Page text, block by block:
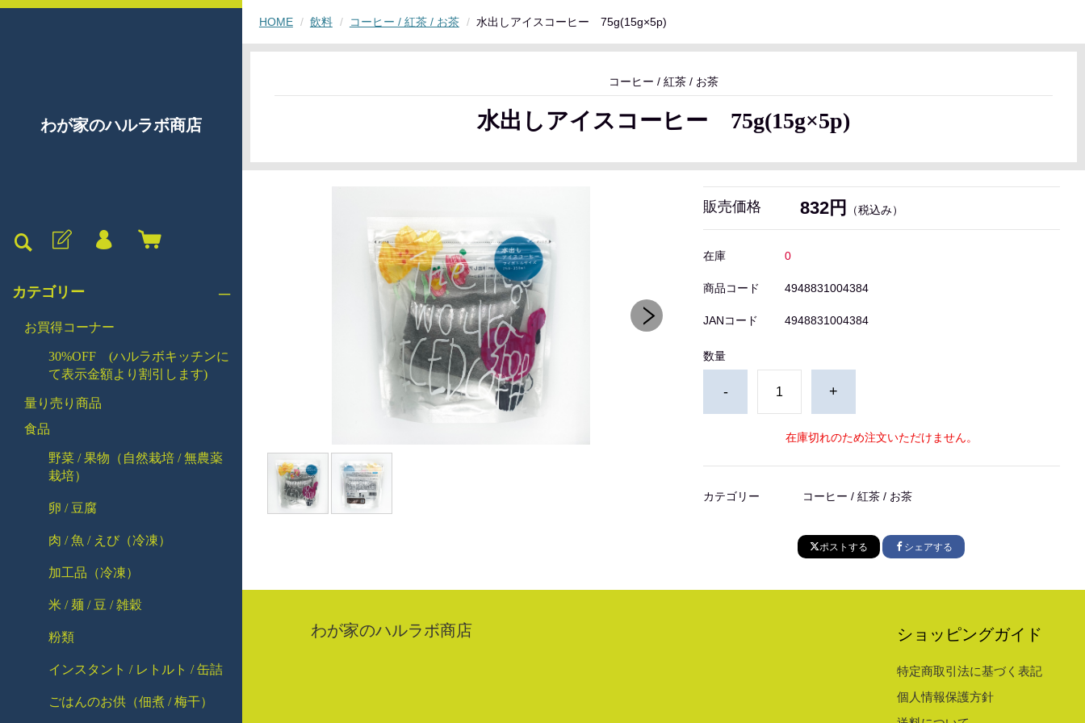
わが家のハルラボ商店
カテゴリー
お買得コーナー
30%OFF (ハルラボキッチンに
て表示金額より割引します)
量り売り商品
食品
野菜 / 果物（自然栽培 / 無農薬
栽培）
卵 / 豆腐
肉 / 魚 / えび（冷凍）
加工品（冷凍）
米 / 麺 / 豆 / 雑穀
粉類
インスタント / レトルト / 缶詰
ごはんのお供（佃煮 / 梅干）
HOME 飲料 コーヒー / 紅茶 / お茶 水出しアイスコーヒー 75g(15g×5p)
コーヒー / 紅茶 / お茶
水出しアイスコーヒー 75g(15g×5p)
販売価格 832円 （税込み）
在庫 0
商品コード 4948831004384
JANコード 4948831004384
数量
- +
在庫切れのため注文いただけません。
カテゴリー コーヒー / 紅茶 / お茶
ポストする シェアする
わが家のハルラボ商店 ショッピングガイド
特定商取引法に基づく表記
個人情報保護方針